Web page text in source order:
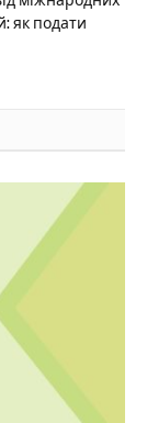
як подати